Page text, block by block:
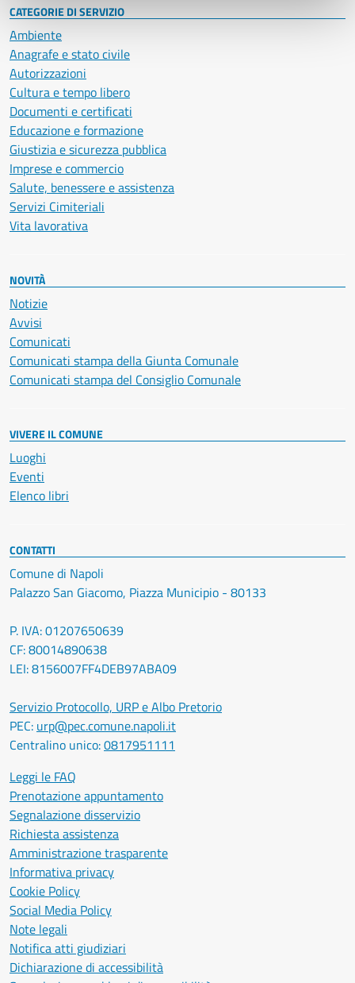
CATEGORIE DI SERVIZIO
Ambiente
Anagrafe e stato civile
Autorizzazioni
Cultura e tempo libero
Documenti e certificati
Educazione e formazione
Giustizia e sicurezza pubblica
Imprese e commercio
Salute, benessere e assistenza
Servizi Cimiteriali
Vita lavorativa
NOVITÀ
Notizie
Avvisi
Comunicati
Comunicati stampa della Giunta Comunale
Comunicati stampa del Consiglio Comunale
VIVERE IL COMUNE
Luoghi
Eventi
Elenco libri
CONTATTI
Comune di Napoli
Palazzo San Giacomo, Piazza Municipio - 80133
P. IVA: 01207650639
CF: 80014890638
LEI: 8156007FF4DEB97ABA09
Servizio Protocollo, URP e Albo Pretorio
PEC: urp@pec.comune.napoli.it
Centralino unico:0817951111
Leggi le FAQ
Prenotazione appuntamento
Segnalazione disservizio
Richiesta assistenza
Amministrazione trasparente
Informativa privacy
Cookie Policy
Social Media Policy
Note legali
Notifica atti giudiziari
Dichiarazione di accessibilità